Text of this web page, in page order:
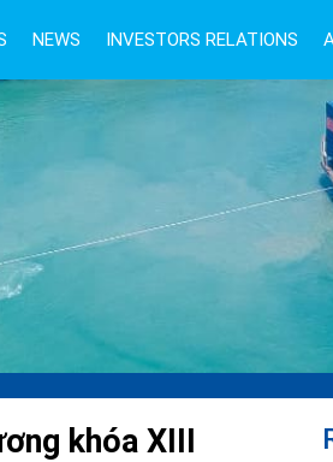
NEWS INVESTORS RELATIONS
khóa XIII